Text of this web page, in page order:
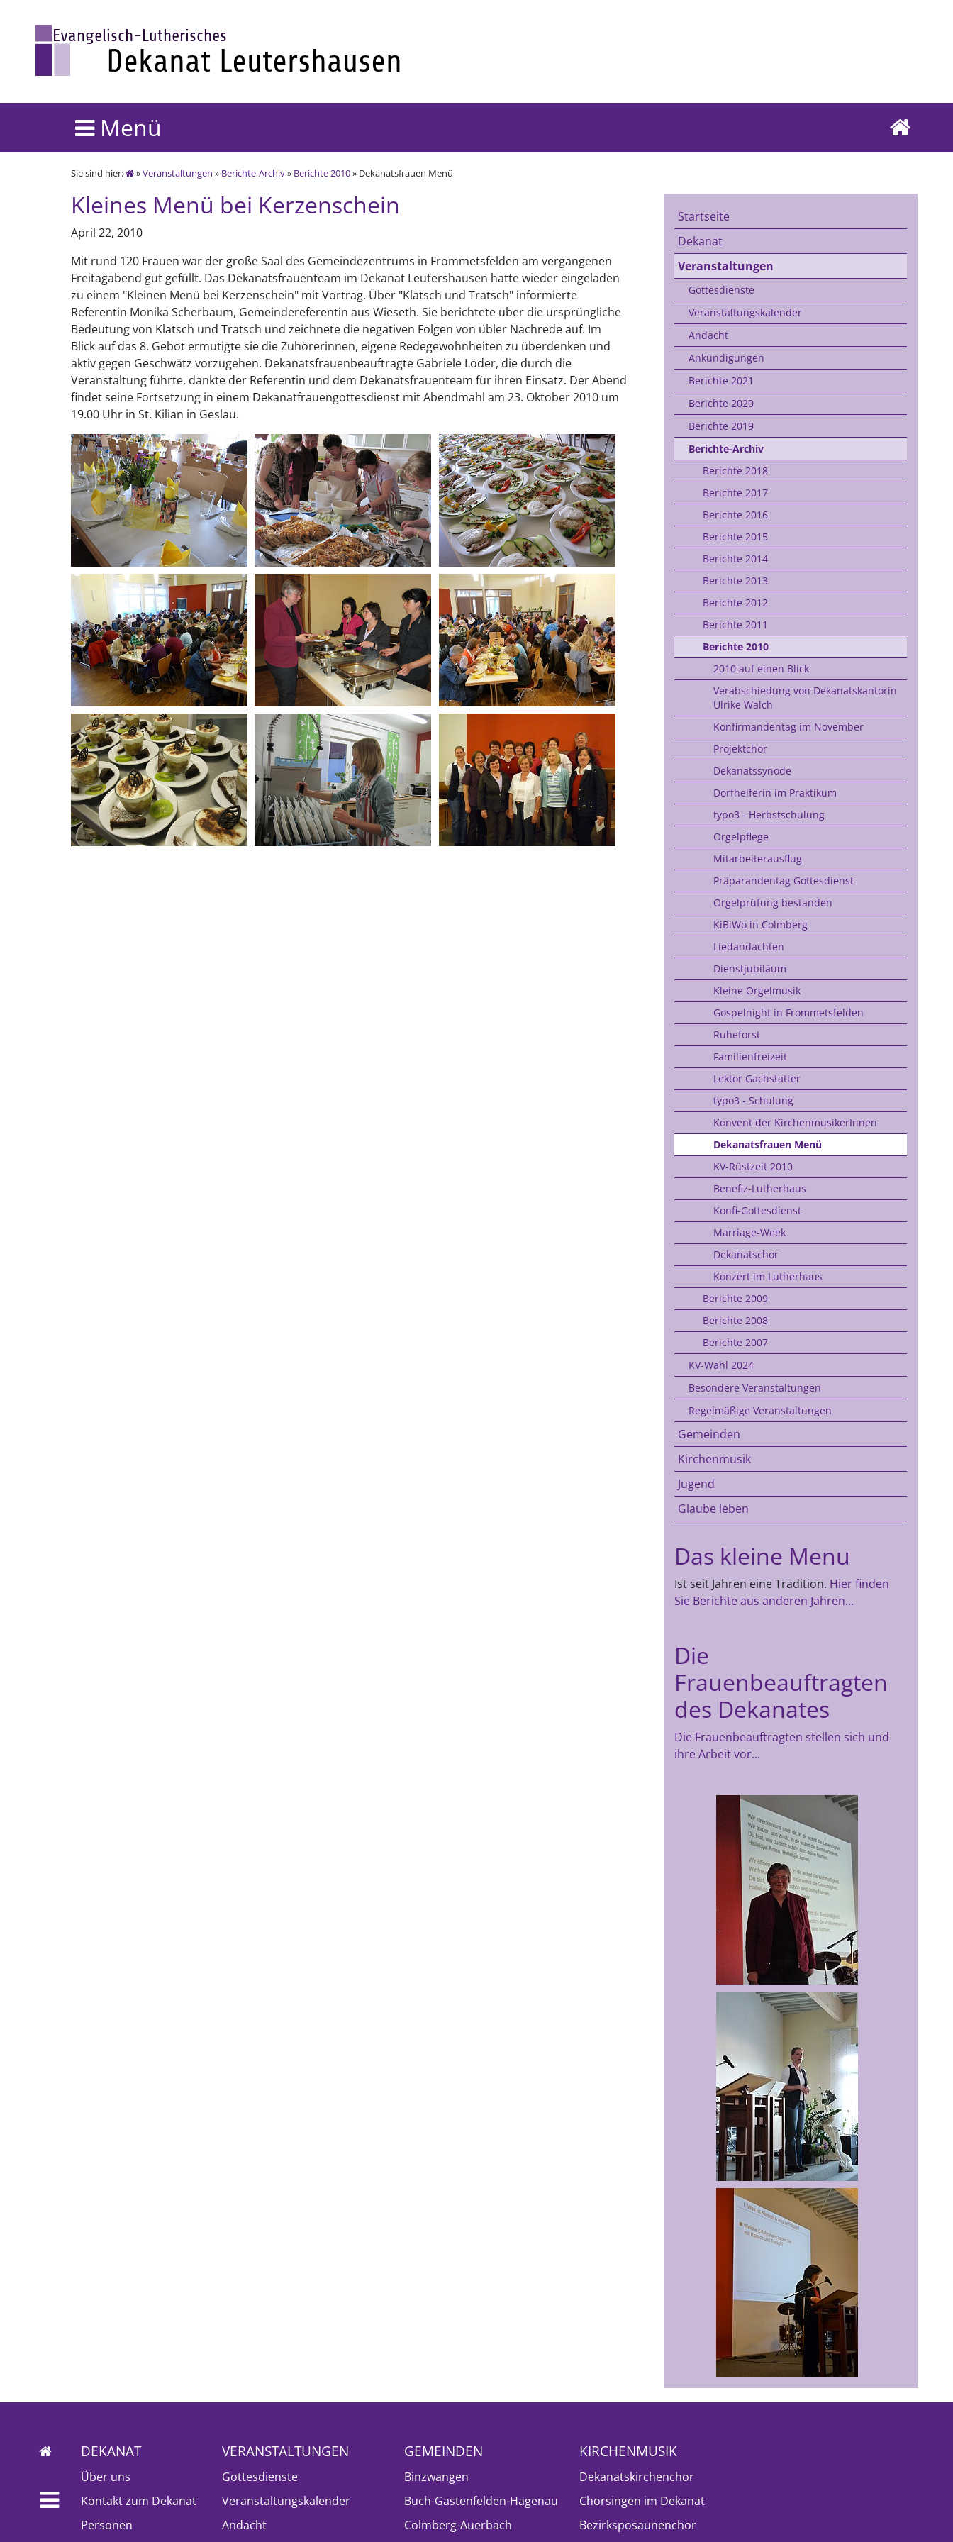
Menü
Sie sind hier: »Veranstaltungen » Berichte-Archiv» Berichte 2010» Dekanatsfrauen Menü
Kleines Menü bei Kerzenschein
April 22, 2010
Mit rund 120 Frauen war der große Saal des Gemeindezentrums in Frommetsfelden am vergangenen
Freitagabend gut gefüllt. Das Dekanatsfrauenteam im Dekanat Leutershausen hatte wieder eingeladen
zu einem "Kleinen Menü bei Kerzenschein" mit Vortrag. Über "Klatsch und Tratsch" informierte
Referentin Monika Scherbaum, Gemeindereferentin aus Wieseth. Sie berichtete über die ursprüngliche
Bedeutung von Klatsch und Tratsch und zeichnete die negativen Folgen von übler Nachrede auf. Im
Blick auf das 8. Gebot ermutigte sie die Zuhörerinnen, eigene Redegewohnheiten zu überdenken und
aktiv gegen Geschwätz vorzugehen. Dekanatsfrauenbeauftragte Gabriele Löder, die durch die
Veranstaltung führte, dankte der Referentin und dem Dekanatsfrauenteam für ihren Einsatz. Der Abend
findet seine Fortsetzung in einem Dekanatfrauengottesdienst mit Abendmahl am 23. Oktober 2010 um
19.00 Uhr in St. Kilian in Geslau.
Startseite
Dekanat
Veranstaltungen
Gottesdienste
Veranstaltungskalender
Andacht
Ankündigungen
Berichte 2021
Berichte 2020
Berichte 2019
Berichte-Archiv
Berichte 2018
Berichte 2017
Berichte 2016
Berichte 2015
Berichte 2014
Berichte 2013
Berichte 2012
Berichte 2011
Berichte 2010
2010 auf einen Blick
Verabschiedung von Dekanatskantorin
Ulrike Walch
Konfirmandentag im November
Projektchor
Dekanatssynode
Dorfhelferin im Praktikum
typo3 - Herbstschulung
Orgelpflege
Mitarbeiterausflug
Präparandentag Gottesdienst
Orgelprüfung bestanden
KiBiWo in Colmberg
Liedandachten
Dienstjubiläum
Kleine Orgelmusik
Gospelnight in Frommetsfelden
Ruheforst
Familienfreizeit
Lektor Gachstatter
typo3 - Schulung
Konvent der KirchenmusikerInnen
Dekanatsfrauen Menü
KV-Rüstzeit 2010
Benefiz-Lutherhaus
Konfi-Gottesdienst
Marriage-Week
Dekanatschor
Konzert im Lutherhaus
Berichte 2009
Berichte 2008
Berichte 2007
KV-Wahl 2024
Besondere Veranstaltungen
Regelmäßige Veranstaltungen
Gemeinden
Kirchenmusik
Jugend
Glaube leben
Das kleine Menu
Ist seit Jahren eine Tradition. Hier finden
Sie Berichte aus anderen Jahren...
Die
Frauenbeauftragten
des Dekanates
Die Frauenbeauftragten stellen sich und
ihre Arbeit vor...
DEKANAT
Über uns
Kontakt zum Dekanat
Personen
VERANSTALTUNGEN
Gottesdienste
Veranstaltungskalender
Andacht
GEMEINDEN
Binzwangen
Buch-Gastenfelden-Hagenau
Colmberg-Auerbach
KIRCHENMUSIK
Dekanatskirchenchor
Chorsingen im Dekanat
Bezirksposaunenchor